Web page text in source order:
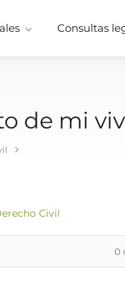
Consultas
de mi
Civil
0